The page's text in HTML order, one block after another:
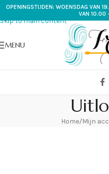
Skip to navigation
Skip to main content
OPENINGSTIJDEN: WOENSDAG VAN
VAN 10.00
MENU
Home/Mijn